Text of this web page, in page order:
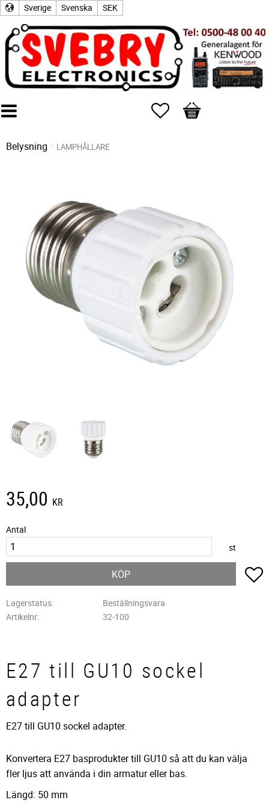
Sverige Svenska SEK
Favoriter
Kundvagn
Belysning LAMPHÅLLARE
35,00 KR
Antal
st
KÖP
Lagerstatus
Beställningsvara
Artikelnr
32-100
E27 till GU10 sockel
adapter
E27 till GU10 sockel adapter.
Konvertera E27 basprodukter till GU10 så att du kan välja
fler ljus att använda i din armatur eller bas.
Längd: 50 mm